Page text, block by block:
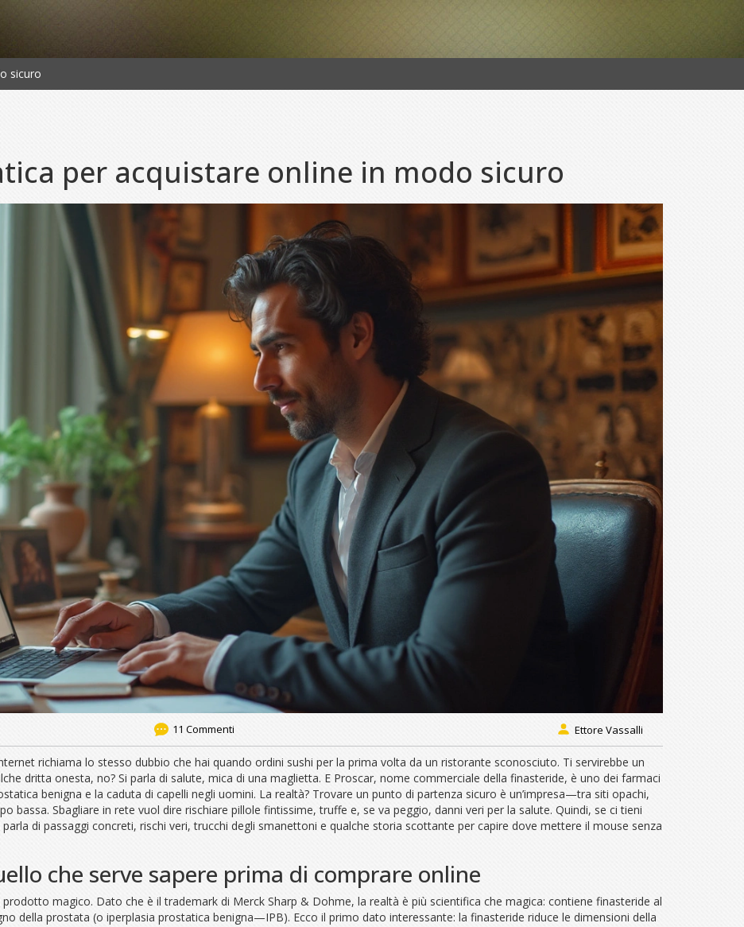
sicuro
per acquistare online in modo sicuro
11 Commenti Ettore Vassalli
richiama lo stesso dubbio che hai quando ordini sushi per la prima volta da un ristorante sconosciuto. Ti servirebbe un
dritta onesta, no? Si parla di salute, mica di una maglietta. E Proscar, nome commerciale della finasteride, è uno dei farmaci
benigna e la caduta di capelli negli uomini. La realtà? Trovare un punto di partenza sicuro è un’impresa—tra siti opachi,
bassa. Sbagliare in rete vuol dire rischiare pillole fintissime, truffe e, se va peggio, danni veri per la salute. Quindi, se ci tieni
di passaggi concreti, rischi veri, trucchi degli smanettoni e qualche storia scottante per capire dove mettere il mouse senza
che serve sapere prima di comprare online
magico. Dato che è il trademark di Merck Sharp & Dohme, la realtà è più scientifica che magica: contiene finasteride al
della prostata (o iperplasia prostatica benigna—IPB). Ecco il primo dato interessante: la finasteride riduce le dimensioni della